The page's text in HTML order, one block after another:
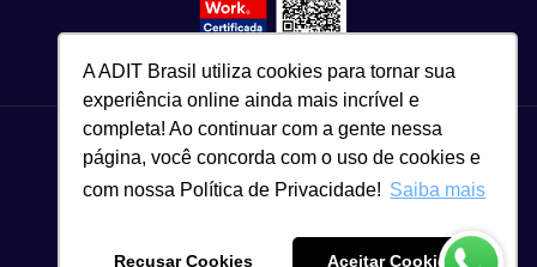
A ADIT Brasil utiliza cookies para tornar sua
experiência online ainda mais incrível e
completa! Ao continuar com a gente nessa
página, você concorda com o uso de cookies e
com nossa Política de Privacidade! Saiba mais
Recusar Cookies Aceitar Cookies
Copyright © 2021